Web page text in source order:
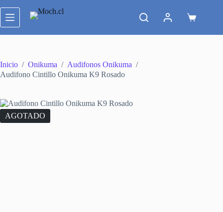
contenido
Carro
Inicio / Onikuma / Audifonos Onikuma /
Audifono Cintillo Onikuma K9 Rosado
AGOTADO